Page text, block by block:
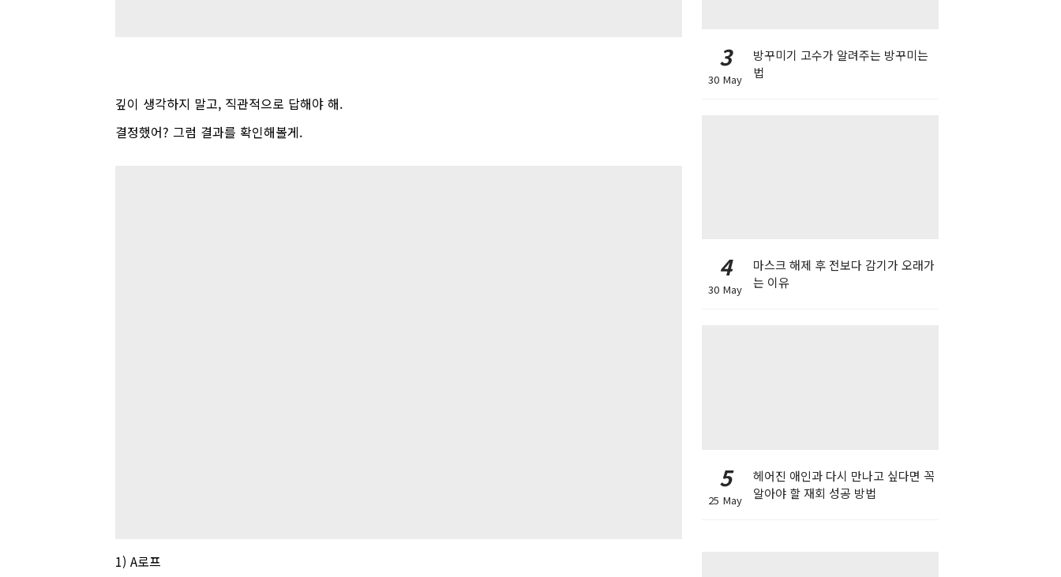
깊이 생각하지 말고, 직관적으로 답해야 해.
결정했어? 그럼 결과를 확인해볼게.
1) A로프
3
30 May
방꾸미기 고수가 알려주는 방꾸미는
법
4
30 May
마스크 해제 후 전보다 감기가 오래가
는 이유
5
25 May
헤어진 애인과 다시 만나고 싶다면 꼭
알아야 할 재회 성공 방법